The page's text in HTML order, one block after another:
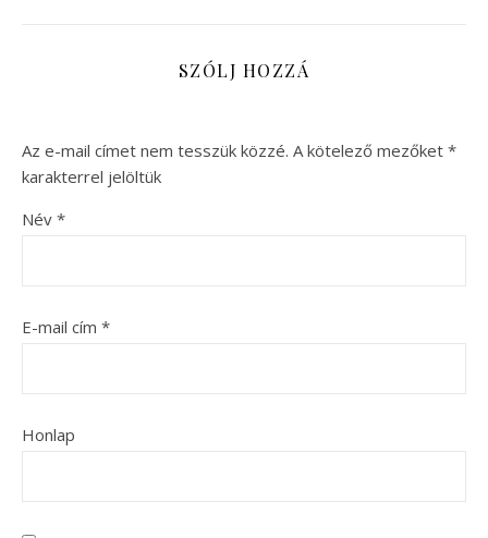
SZÓLJ HOZZÁ
Az e-mail címet nem tesszük közzé. A kötelező mezőket *
karakterrel jelöltük
Név *
E-mail cím *
Honlap